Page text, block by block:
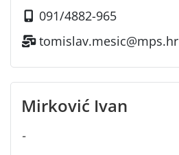
091/4882-965
tomislav.mesic@mps.hr
Mirković Ivan
-